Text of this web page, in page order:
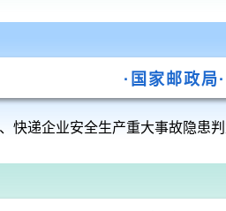
·国家邮政局·
快递企业安全生产重大事故隐患